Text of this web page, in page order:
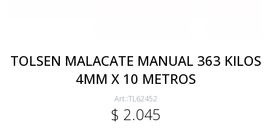
TOLSEN MALACATE MANUAL 363 KILOS
4MM X 10 METROS
TL62452
$ 2.045
Herramientas Eléctrica y Batería